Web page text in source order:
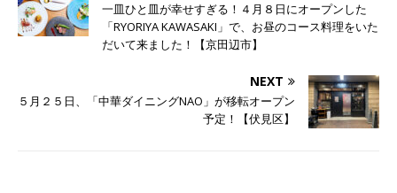
一皿ひと皿が幸せすぎる！４月８日にオープンした
「RYORIYA KAWASAKI」で、お昼のコース料理をいた
だいて来ました！【京田辺市】
NEXT
５月２５日、「中華ダイニングNAO」が移転オープン
予定！【伏見区】